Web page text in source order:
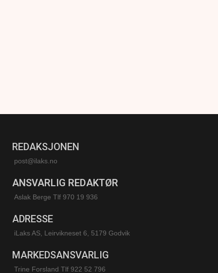
REDAKSJONEN
post@ilaks.no
ANSVARLIG REDAKTØR
Aslak Berge Tlf 970 19 936
ADRESSE
iLaks AS, Leirvikneset 6, 5179 Godvik
MARKEDSANSVARLIG
Trine Forsland Tlf 922 52 796